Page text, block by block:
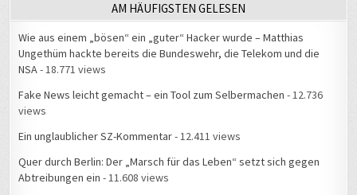
AM HÄUFIGSTEN GELESEN
Wie aus einem „bösen“ ein „guter“ Hacker wurde – Matthias
Ungethüm hackte bereits die Bundeswehr, die Telekom und die
NSA- 18.771 views
Fake News leicht gemacht – ein Tool zum Selbermachen - 12.736
views
Ein unglaublicher SZ-Kommentar- 12.411 views
Quer durch Berlin: Der „Marsch für das Leben“ setzt sich gegen
Abtreibungen ein - 11.608 views